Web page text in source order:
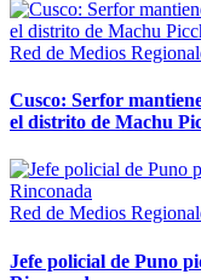
Red de Medios
Cusco: Serfor
el distrito de Machu
Red de Medios
Jefe policial de Puno